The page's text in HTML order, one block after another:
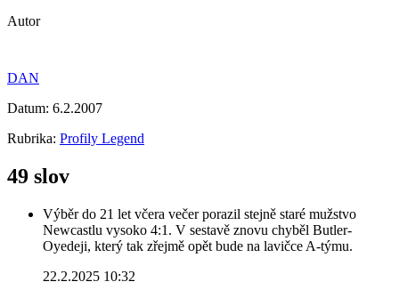
Autor
DAN
Datum: 6.2.2007
Rubrika: Profily Legend
49 slov
Výběr do 21 let včera večer porazil stejně staré mužstvo
Newcastlu vysoko 4:1. V sestavě znovu chyběl Butler-
Oyedeji, který tak zřejmě opět bude na lavičce A-týmu.
22.2.2025 10:32